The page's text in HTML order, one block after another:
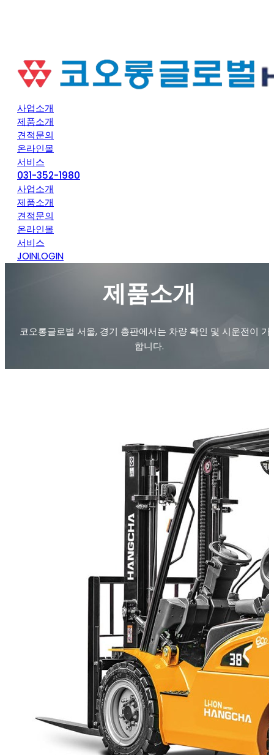
사업소개
제품소개
견적문의
온라인몰
서비스
031-352-1980
사업소개
제품소개
견적문의
온라인몰
서비스
JOINLOGIN
제품소개
코오롱글로벌 서울, 경기 총판에서는 차량 확인 및 시운전이 가
합니다.